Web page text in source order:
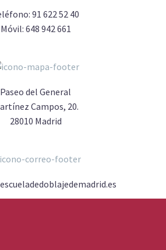
91 622 52 40
Móvil: 648 942 661
Paseo del General
Campos, 20.
28010 Madrid